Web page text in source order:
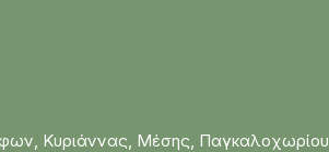
Κυριάννας, Μέσης, Παγκαλοχωρίου,